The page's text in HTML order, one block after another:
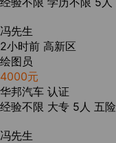
冯先生
2小时前 高新区
绘图员
4000元
华邦汽车 认证
经验不限 大专 5人 五险
冯先生